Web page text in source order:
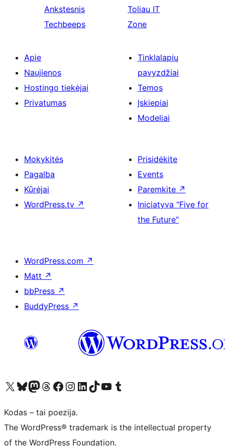
Ankstesnis
Techbeeps
Toliau IT
Zone
Apie
Naujienos
Hostingo tiekėjai
Privatumas
Tinklalapių
pavyzdžiai
Temos
Įskiepiai
Modeliai
Mokykitės
Pagalba
Kūrėjai
WordPress.tv ↗
Prisidėkite
Events
Paremkite ↗
Iniciatyva "Five for
the Future"
WordPress.com ↗
Matt ↗
bbPress ↗
BuddyPress ↗
Visit our X (formerly Twitter) account
Apsilankykite mūsų Bluesky paskyroje
Visit our Mastodon account
Apsilankykite mūsų Threads paskyroje
Visit our Facebook page
Visit our Instagram account
Visit our LinkedIn account
Apsilankykite mūsų TikTok paskyroje
Visit our YouTube channel
Apsilankykite mūsų Tumblr paskyroje
Kodas – tai poezija.
The WordPress® trademark is the intellectual property
of the WordPress Foundation.